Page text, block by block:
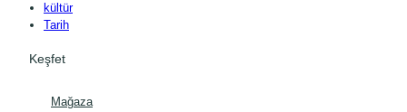
kültür
Tarih
Keşfet
Mağaza